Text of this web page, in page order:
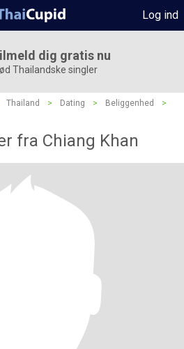
Log ind
dig gratis nu
Thailandske singler
Thailand > Dating > Beliggenhed
>
fra Chiang Khan